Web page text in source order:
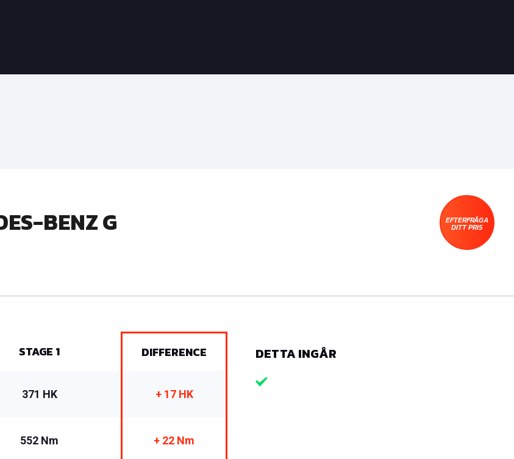
BENZ G EFTERFRÅGA
DITT PRIS
STAGE 1 DIFFERENCE
371 HK + 17 HK
552 Nm + 22 Nm
DETTA INGÅR